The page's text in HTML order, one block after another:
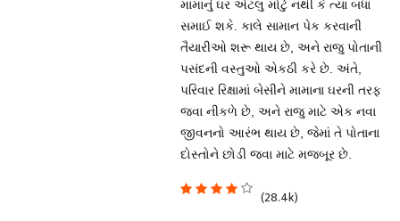
મામાનું ઘર એટલું મોટું નથી કે ત્યાં બધા
સમાઈ શકે. કાલે સામાન પેક કરવાની
તૈયારીઓ શરૂ થાય છે, અને રાજુ પોતાની
પસંદની વસ્તુઓ એકઠી કરે છે. અંતે,
પરિવાર રિક્ષામાં બેસીને મામાના ઘરની તરફ
જવા નીકળે છે, અને રાજુ માટે એક નવા
જીવનનો આરંભ થાય છે, જેમાં તે પોતાના
દોસ્તોને છોડી જવા માટે મજબૂર છે.
(28.4k)